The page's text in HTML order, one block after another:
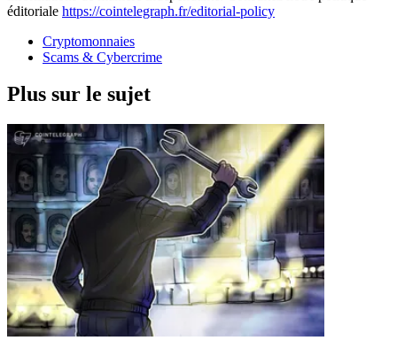
éditoriale https://cointelegraph.fr/editorial-policy
Cryptomonnaies
Scams & Cybercrime
Plus sur le sujet